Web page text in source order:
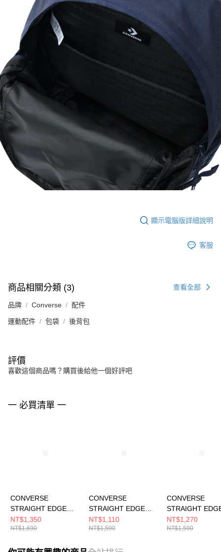
顯示電腦版詳細說明
客服
商品相關分類 (3) 查看全部
品牌 Converse 配件
運動配件 包袋 後背包
評價
喜歡這個商品嗎？購買後給他一個好評吧
一 必買清單 一
CONVERSE
STRAIGHT EDGE
ELITE BACKPACK
OBSIDIAN 男女 後背
NT$1,350
NT$1,690
CONVERSE
STRAIGHT EDGE
BACKPACK PAPYRUS
男女 後背包 UA5797-
NT$1,110
NT$1,590
CONVERSE
STRAIGHT
BACKPACK
HUSH 男女 後背
NT$1,270
NT$1,590